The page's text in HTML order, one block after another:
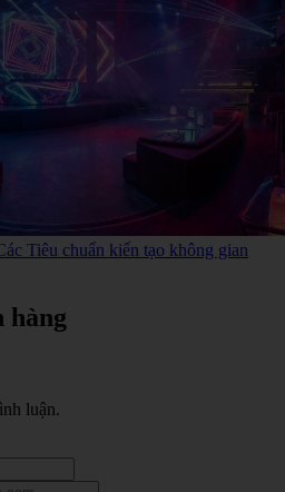
Tiêu chuẩn kiến tạo không gian
hàng
luận.